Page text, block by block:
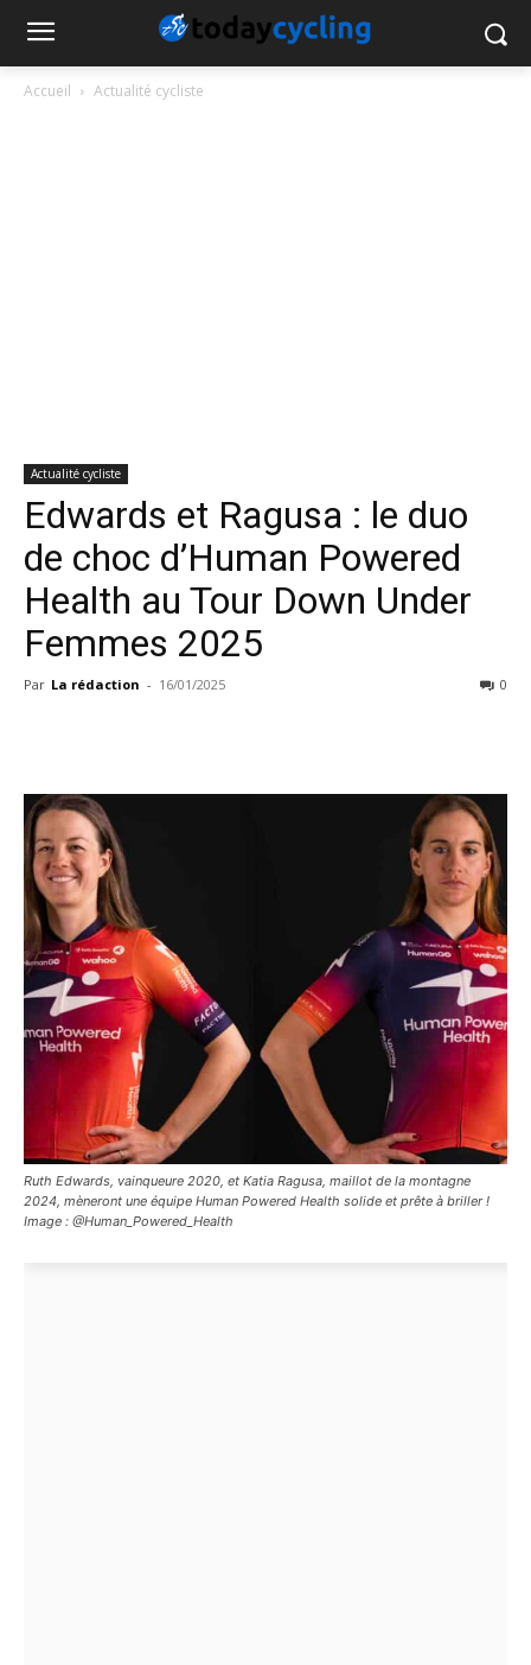
Accueil Actualité cycliste
Actualité cycliste
Edwards et Ragusa : le duo
de choc d’Human Powered
Health au Tour Down Under
Femmes 2025
Par La rédaction - 16/01/2025 0
Ruth Edwards, vainqueure 2020, et Katia Ragusa, maillot de la montagne
2024, mèneront une équipe Human Powered Health solide et prête à briller !
Image : @Human_Powered_Health